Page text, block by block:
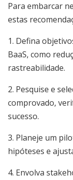
Para embarcar
estas
1. Defina
BaaS, como
rastreabilidade.
2. Pesquise e
comprovado,
sucesso.
3. Planeje um
hipóteses e
4. Envolva